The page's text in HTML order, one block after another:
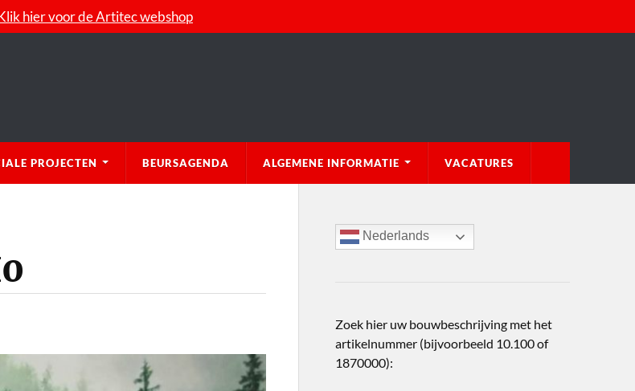
hier voor de Artitec webshop
PROJECTEN BEURSAGENDA ALGEMENE INFORMATIE VACATURES
Nederlands
Zoek hier uw bouwbeschrijving met het
artikelnummer (bijvoorbeeld 10.100 of
1870000):